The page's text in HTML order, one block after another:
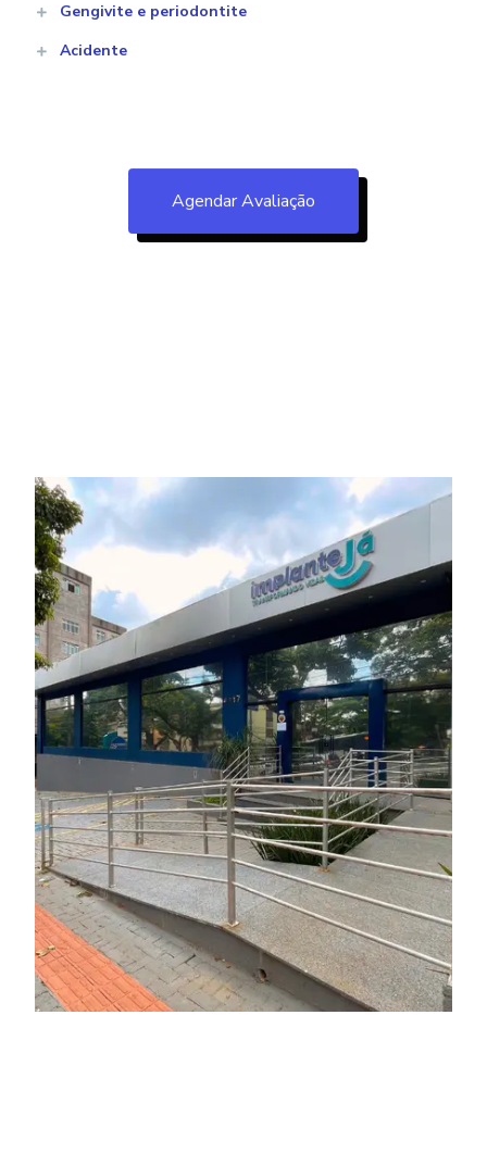
Gengivite e periodontite
Acidente
Agendar Avaliação